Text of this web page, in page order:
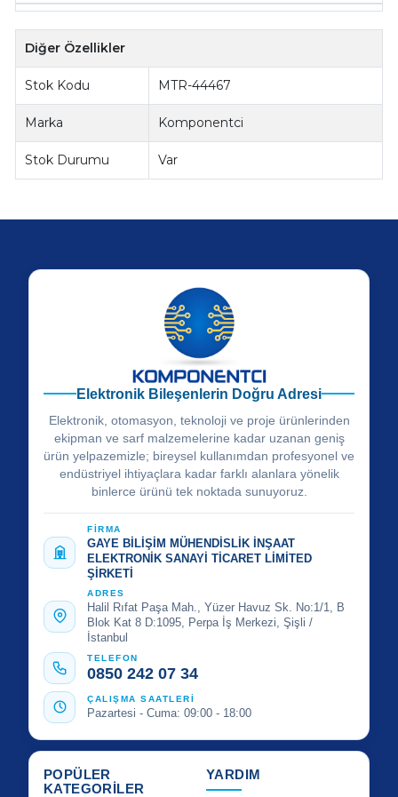
Diğer Özellikler
Stok Kodu MTR-44467
Marka Komponentci
Stok Durumu Var
Elektronik Bileşenlerin Doğru Adresi
Elektronik, otomasyon, teknoloji ve proje ürünlerinden
ekipman ve sarf malzemelerine kadar uzanan geniş
ürün yelpazemizle; bireysel kullanımdan profesyonel ve
endüstriyel ihtiyaçlara kadar farklı alanlara yönelik
binlerce ürünü tek noktada sunuyoruz.
FİRMA
GAYE BİLİŞİM MÜHENDİSLİK İNŞAAT
ELEKTRONİK SANAYİ TİCARET LİMİTED
ŞİRKETİ
ADRES
Halil Rıfat Paşa Mah., Yüzer Havuz Sk. No:1/1, B
Blok Kat 8 D:1095, Perpa İş Merkezi, Şişli /
İstanbul
TELEFON
0850 242 07 34
ÇALIŞMA SAATLERİ
Pazartesi - Cuma: 09:00 - 18:00
POPÜLER
KATEGORİLER
YARDIM